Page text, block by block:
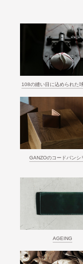
108の縫い目に込められた
GANZOのコードバンシ
AGEING